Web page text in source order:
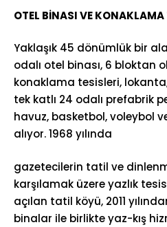
OTEL BİNASI VE KONAKLAMA
Yaklaşık 45 dönümlük bir
odalı otel binası, 6 bloktan
konaklama tesisleri,
tek katlı 24 odalı prefabrik
havuz, basketbol, voleybol
alıyor. 1968 yılında
gazetecilerin tatil ve
karşılamak üzere yazlık
açılan tatil köyü, 2011
binalar ile birlikte yaz-kış